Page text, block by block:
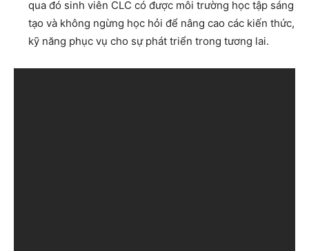
qua đó sinh viên CLC có được môi trường học tập sáng
tạo và không ngừng học hỏi để nâng cao các kiến thức,
kỹ năng phục vụ cho sự phát triển trong tương lai.